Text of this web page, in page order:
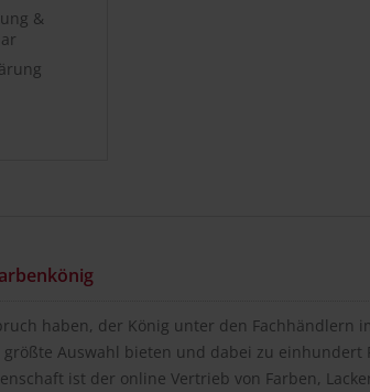
&
haben, der König unter den Fachhändlern
Auswahl bieten und dabei zu einhundert
ist der online Vertrieb von Farben,